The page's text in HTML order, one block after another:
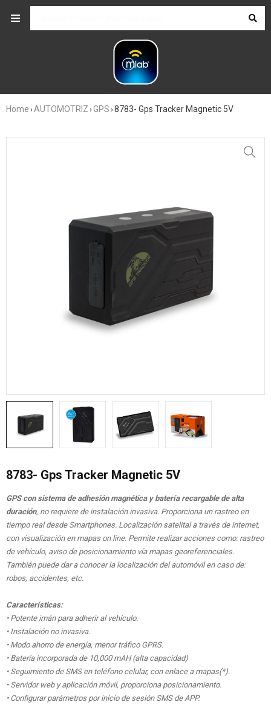
Home ›AUTOMOTRIZ ›GPS ›8783- Gps Tracker Magnetic 5V
8783- Gps Tracker Magnetic 5V
GPS con sistema de adhesión magnética y batería recargable de alta
duración, no requiere de instalación invasiva. Proporciona un rastreo en
tiempo real desde Smartphones. Localización satelital a través de internet,
con visualización en mapas on line. Permite realizar acciones como: rastreo
de vehículo, aviso de posicionamiento vía mapas georeferenciales.
También puede dar a conocer la localización del automóvil en caso de:
robos, accidentes, etc.
Características:
• Potente imán para adherir al vehículo.
• Instalación no invasiva.
• Modo ahorro de energía, menor tráfico GPRS.
• Batería incorporada de 10,000 mAH (alta capacidad)
• Seguimiento de SMS en teléfono celular, con enlace a mapas(*).
• Servidor web y aplicación móvil, proporciona posicionamiento.
• Configurar parámetros por inicio de sesión SMS de APP.